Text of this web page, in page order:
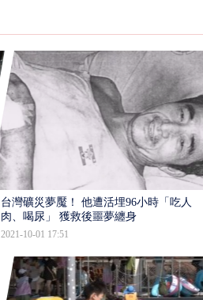
台灣礦災夢魘！ 他遭活埋96小時「吃人
肉、喝尿」 獲救後噩夢纏身
2021-10-01 17:51